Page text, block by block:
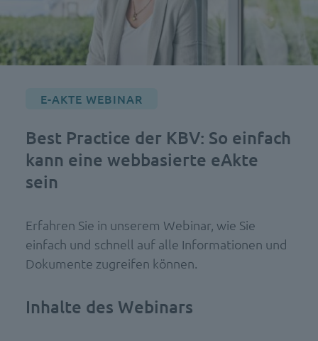
E-AKTE WEBINAR
Best Practice der KBV: So einfach
kann eine webbasierte eAkte
sein
Erfahren Sie in unserem Webinar, wie Sie
einfach und schnell auf alle Informationen und
Dokumente zugreifen können.
Inhalte des Webinars